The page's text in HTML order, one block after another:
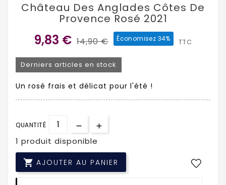
Château Des Anglades Côtes De
Provence Rosé 2021
9,83 € 14,90 € Économisez 34% TTC
Derniers articles en stock
Un rosé frais et délicat pour l'été !
QUANTITÉ
1 produit disponible
 AJOUTER AU PANIER